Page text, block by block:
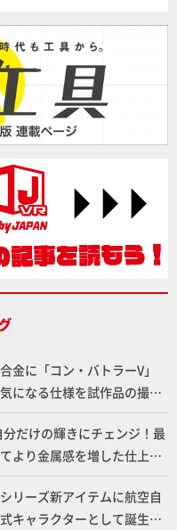
金に「コン・バトラーV」
になる仕様を試作品の撮り
大鉄人17」＆「ワンエイ
【超合金の魂】
分だけの輝きにチェンジ！最
より金属感を増した仕上が
リーズ新アイテムに航空自
キャラクターとして誕生し